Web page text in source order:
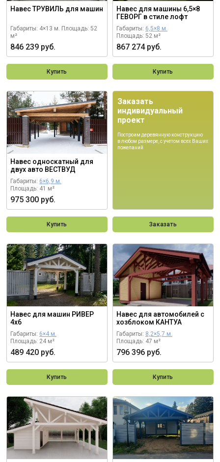
Навес ТРУВИЛЬ для машин
Габариты: 4×13 м. Площадь: 52
м²
846 239 руб.
Купить
Навес для машины 6,5×8
ГЕВОРГ в стиле лофт
Габариты: 6,5×8 м.
Площадь: 52 м²
867 274 руб.
Купить
Навес односкатный для
двух авто ВЕСТВУД
Габариты: 6×6,9 м.
Площадь: 41 м²
975 300 руб.
Купить
Заказать
индивидуальный
проект
Построим деревянную конструкцию
в любом размере, с учетом всех Ваших
пожеланий
Заказать
Навес для машин РИВЕР
4х6
Габариты: 6×4 м.
Площадь: 24 м²
489 420 руб.
Купить
Навес для автомобилей с
хозблоком КАНТУА
Габариты: 8,2×5,7 м.
Площадь: 47 м²
796 396 руб.
Купить